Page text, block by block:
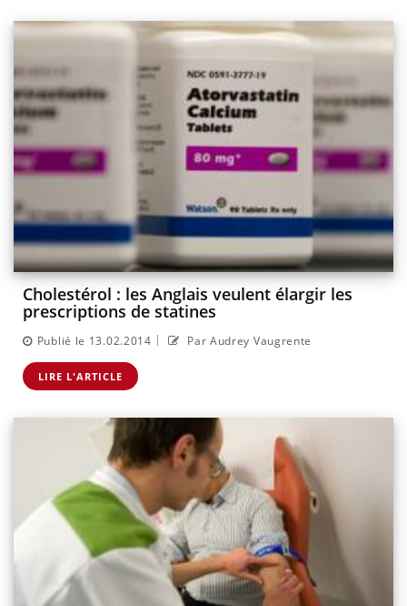
Cholestérol : les Anglais veulent élargir les
prescriptions de statines
Publié le 13.02.2014 | Par Audrey Vaugrente
LIRE L'ARTICLE